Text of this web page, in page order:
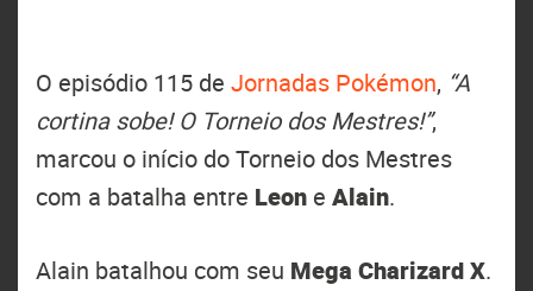
O episódio 115 de Jornadas Pokémon, “A
cortina sobe! O Torneio dos Mestres!”,
marcou o início do Torneio dos Mestres
com a batalha entre Leon e Alain.
Alain batalhou com seu Mega Charizard X.